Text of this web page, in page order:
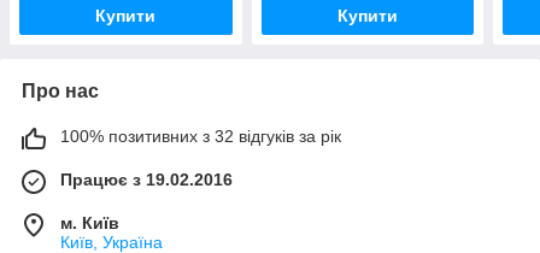
Купити Купити
Про нас
100% позитивних з 32 відгуків за рік
Працює з 19.02.2016
м. Київ
Київ, Україна